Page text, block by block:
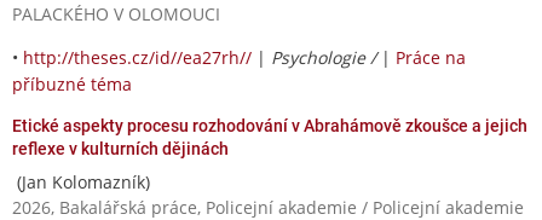
PALACKÉHO V OLOMOUCI
• http://theses.cz/id//ea27rh// | Psychologie / | Práce na
příbuzné téma
Etické aspekty procesu rozhodování v Abrahámově zkoušce a jejich
reflexe v kulturních dějinách
(Jan Kolomazník)
2026, Bakalářská práce, Policejní akademie / Policejní akademie